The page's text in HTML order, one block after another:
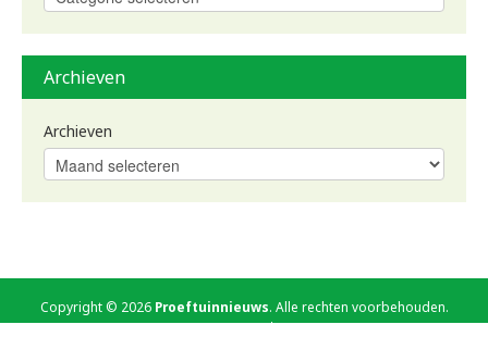
Archieven
Archieven
Copyright © 2026 Proeftuinnieuws. Alle rechten voorbehouden.
Gebruiksvoorwaarden
Aanmelden